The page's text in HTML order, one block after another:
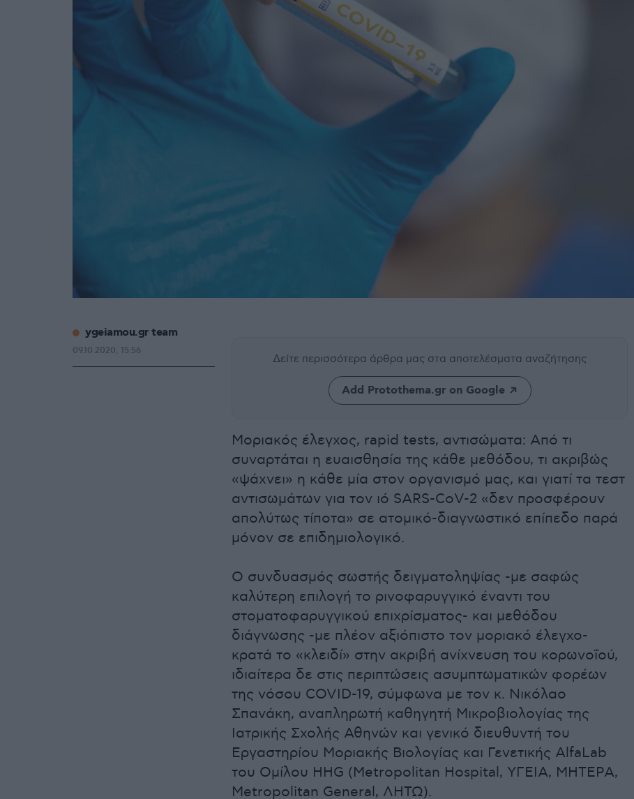
Δείτε περισσότερα άρθρα μας στα αποτελέσματα αναζήτησης
Add Protothema.gr on Google
Μοριακός έλεγχος, rapid tests, αντισώματα: Από τι
συναρτάται η ευαισθησία της κάθε μεθόδου, τι ακριβώς
«ψάχνει» η κάθε μία στον οργανισμό μας, και γιατί τα τεστ
αντισωμάτων για τον ιό SARS-CoV-2 «δεν προσφέρουν
απολύτως τίποτα» σε ατομικό-διαγνωστικό επίπεδο παρά
μόνον σε επιδημιολογικό.
Ο συνδυασμός σωστής δειγματοληψίας -με σαφώς
καλύτερη επιλογή το ρινοφαρυγγικό έναντι του
στοματοφαρυγγικού επιχρίσματος- και μεθόδου
διάγνωσης -με πλέον αξιόπιστο τον μοριακό έλεγχο-
κρατά το «κλειδί» στην ακριβή ανίχνευση του κορωνοΐού,
ιδιαίτερα δε στις περιπτώσεις ασυμπτωματικών φορέων
της νόσου COVID-19, σύμφωνα με τον κ. Νικόλαο
Σπανάκη, αναπληρωτή καθηγητή Μικροβιολογίας της
Ιατρικής Σχολής Αθηνών και γενικό διευθυντή του
Εργαστηρίου Μοριακής Βιολογίας και Γενετικής AlfaLab
του Ομίλου HHG (Metropolitan Hospital, ΥΓΕΙΑ, ΜΗΤΕΡΑ,
Metropolitan General, ΛΗΤΩ).
ygeiamou.gr team
09.10.2020, 15:56